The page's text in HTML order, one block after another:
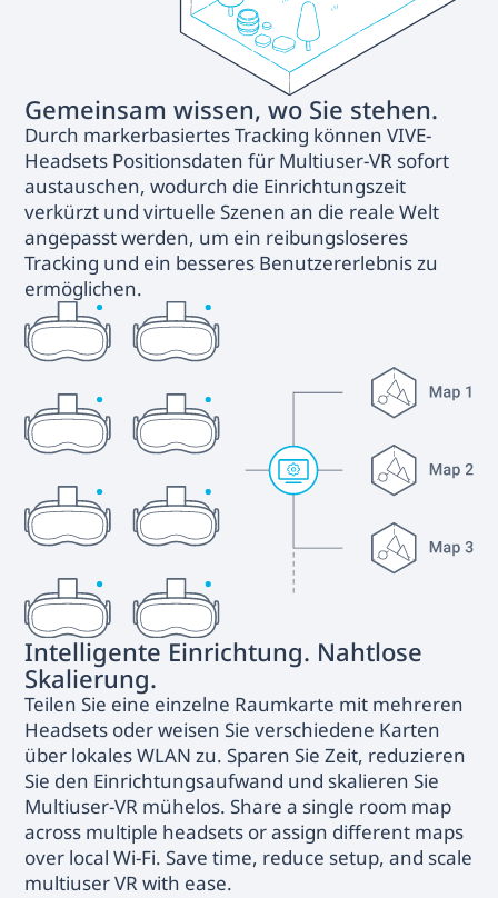
Gemeinsam wissen, wo Sie stehen.
Durch markerbasiertes Tracking können VIVE-
Headsets Positionsdaten für Multiuser-VR sofort
austauschen, wodurch die Einrichtungszeit
verkürzt und virtuelle Szenen an die reale Welt
angepasst werden, um ein reibungsloseres
Tracking und ein besseres Benutzererlebnis zu
ermöglichen.
Intelligente Einrichtung. Nahtlose
Skalierung.
Teilen Sie eine einzelne Raumkarte mit mehreren
Headsets oder weisen Sie verschiedene Karten
über lokales WLAN zu. Sparen Sie Zeit, reduzieren
Sie den Einrichtungsaufwand und skalieren Sie
Multiuser-VR mühelos. Share a single room map
across multiple headsets or assign different maps
over local Wi-Fi. Save time, reduce setup, and scale
multiuser VR with ease.